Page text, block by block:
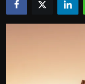
ESPIRITO SANTO